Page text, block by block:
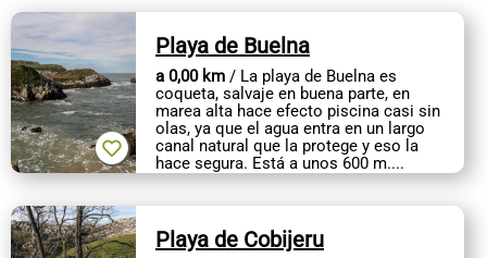
PORTADA
QUÉ HACER
ALOJAMIENTOS
RESTAURANTES
TURISMO ACTIVO
TIENDA
AGENDA
Playa de Buelna
a 0,00 km / La playa de Buelna es
coqueta, salvaje en buena parte, en
marea alta hace efecto piscina casi sin
olas, ya que el agua entra en un largo
canal natural que la protege y eso la
hace segura. Está a unos 600 m....
Playa de Cobijeru